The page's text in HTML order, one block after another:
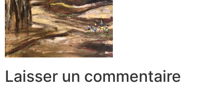
Laisser un commentaire